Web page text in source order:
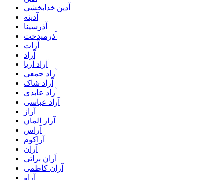
آدین خدابخشی
آدینه
آذرسینا
آذرمیدخت
آرات
آراد
آراد آریا
آراد جمعی
آراد شاک
آراد عابدی
آراد عباسی
آراز
آراز المان
آراس
آراکوم
آران
آران براتی
آران کاظمی
آراو